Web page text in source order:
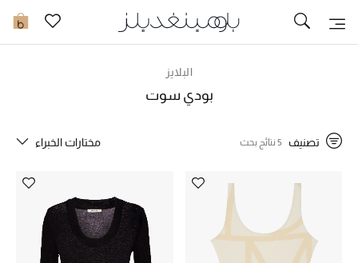
0 تخفيضات
مزيد من التخفيضات
البلايز
بودي سوت
تصنيف 5 نتائج بحث مختارات الخبراء